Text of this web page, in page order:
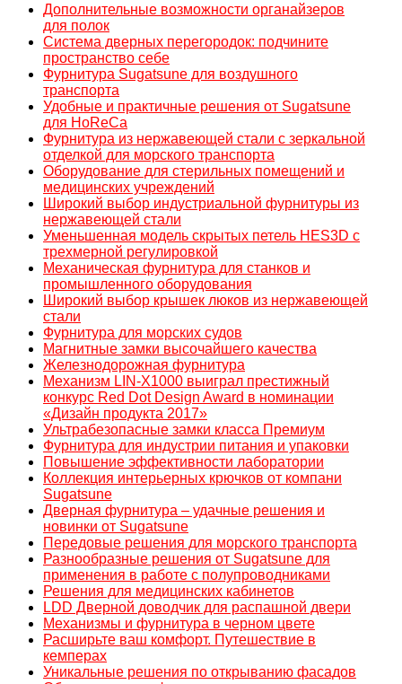
Дополнительные возможности органайзеров
для полок
Система дверных перегородок: подчините
пространство себе
Фурнитура Sugatsune для воздушного
транспорта
Удобные и практичные решения от Sugatsune
для HoReCa
Фурнитура из нержавеющей стали c зеркальной
отделкой для морского транспорта
Оборудование для стерильных помещений и
медицинских учреждений
Широкий выбор индустриальной фурнитуры из
нержавеющей стали
Уменьшенная модель скрытых петель HES3D с
трехмерной регулировкой
Механическая фурнитура для станков и
промышленного оборудования
Широкий выбор крышек люков из нержавеющей
стали
Фурнитура для морских судов
Магнитные замки высочайшего качества
Железнодорожная фурнитура
Механизм LIN-X1000 выиграл престижный
конкурс Red Dot Design Award в номинации
«Дизайн продукта 2017»
Ультрабезопасные замки класса Премиум
Фурнитура для индустрии питания и упаковки
Повышение эффективности лаборатории
Коллекция интерьерных крючков от компани
Sugatsune
Дверная фурнитура – удачные решения и
новинки от Sugatsune
Передовые решения для морского транспорта
Разнообразные решения от Sugatsune для
применения в работе с полупроводниками
Решения для медицинских кабинетов
LDD Дверной доводчик для распашной двери
Механизмы и фурнитура в черном цвете
Расширьте ваш комфорт. Путешествие в
кемперах
Уникальные решения по открыванию фасадов